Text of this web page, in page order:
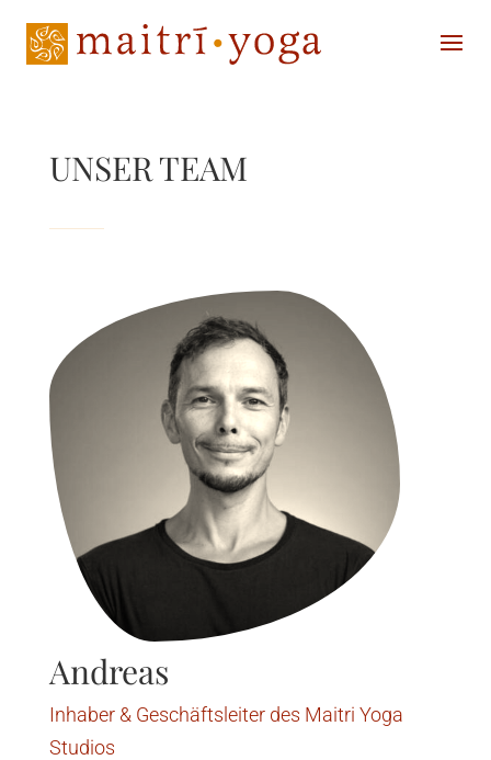
UNSER TEAM
Andreas
Inhaber & Geschäftsleiter des Maitri Yoga
Studios